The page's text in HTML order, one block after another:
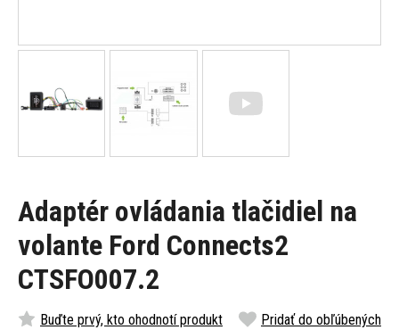
Adaptér ovládania tlačidiel na
volante Ford Connects2
CTSFO007.2
Buďte prvý, kto ohodnotí produkt Pridať do obľúbených